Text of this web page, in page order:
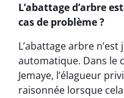
L’abattage d’arbre
cas de problème ?
L’abattage arbre
automatique. Dans le
Jemaye, l’élagueur
raisonnée lorsque